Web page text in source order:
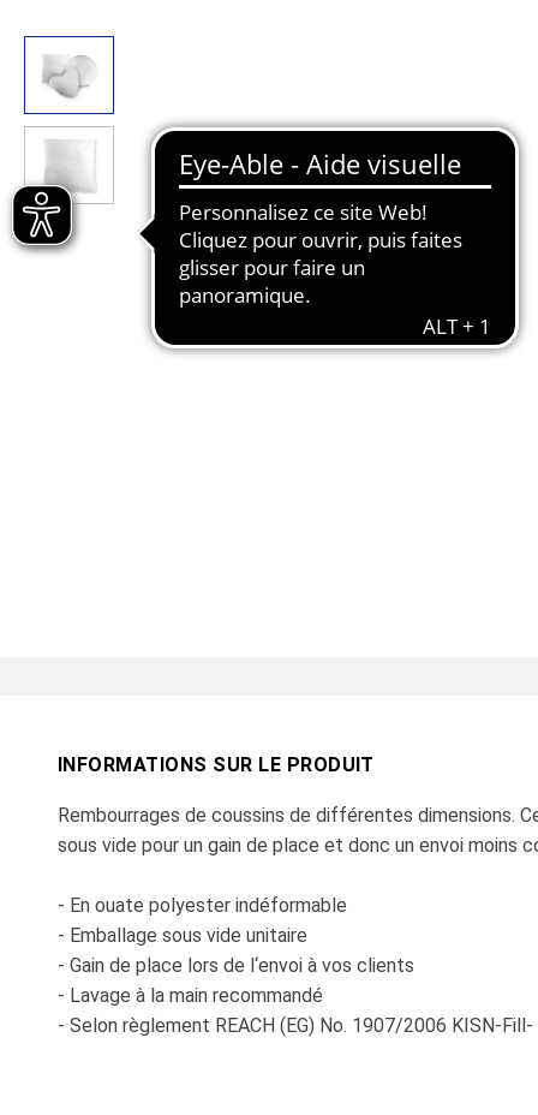
INFORMATIONS SUR LE PRODUIT
Rembourrages de coussins de différentes dimensions.
sous vide pour un gain de place et donc un envoi moins
- En ouate polyester indéformable
- Emballage sous vide unitaire
- Gain de place lors de l‘envoi à vos clients
- Lavage à la main recommandé
- Selon règlement REACH (EG) No. 1907/2006 KISN-Fill-